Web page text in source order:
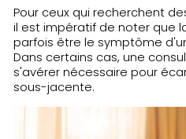
Pour ceux qui recherchent
il est impératif de noter que
parfois être le symptôme
Dans certains cas, une
s'avérer nécessaire pour
sous-jacente.